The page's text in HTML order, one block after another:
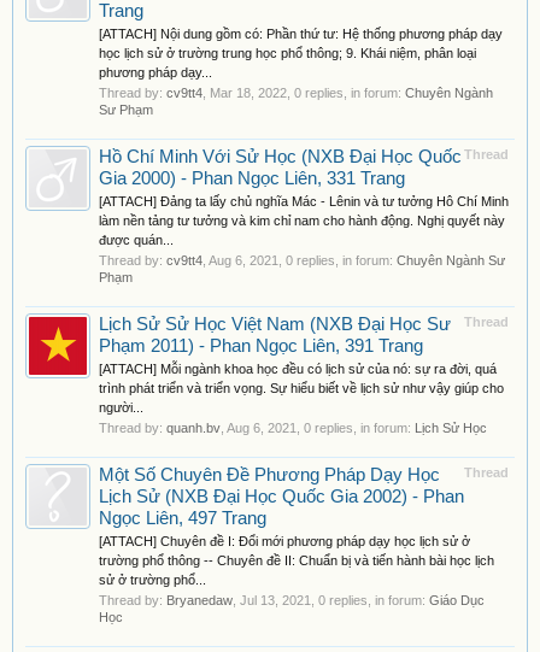
Trang
[ATTACH] Nội dung gồm có: Phần thứ tư: Hệ thống phương pháp dạy
học lịch sử ở trường trung học phổ thông; 9. Khái niệm, phân loại
phương pháp dạy...
Thread by: cv9tt4 Mar 18, 2022 , 0 replies, in forum: Chuyên Ngành
Sư Phạm
Thread
Hồ Chí Minh Với Sử Học (NXB Đại Học Quốc
Gia 2000) - Phan Ngọc Liên, 331 Trang
[ATTACH] Đảng ta lấy chủ nghĩa Mác - Lênin và tư tưởng Hô Chí Minh
làm nền tảng tư tưởng và kim chỉ nam cho hành động. Nghị quyết này
được quán...
Thread by: cv9tt4 Aug 6, 2021 , 0 replies, in forum: Chuyên Ngành Sư
Phạm
Thread
Lịch Sử Sử Học Việt Nam (NXB Đại Học Sư
Phạm 2011) - Phan Ngọc Liên, 391 Trang
[ATTACH] Mỗi ngành khoa học đều có lịch sử của nó: sự ra đời, quá
trình phát triển và triển vọng. Sự hiểu biết về lịch sử như vậy giúp cho
người...
Thread by: quanh.bv Aug 6, 2021 , 0 replies, in forum: Lịch Sử Học
Thread
Một Số Chuyên Đề Phương Pháp Dạy Học
Lịch Sử (NXB Đại Học Quốc Gia 2002) - Phan
Ngọc Liên, 497 Trang
[ATTACH] Chuyên đề I: Đổi mới phương pháp dạy học lịch sử ở
trường phổ thông -- Chuyên đề II: Chuẩn bị và tiến hành bài học lịch
sử ở trường phổ...
Thread by: Bryanedaw Jul 13, 2021 , 0 replies, in forum: Giáo Dục
Học